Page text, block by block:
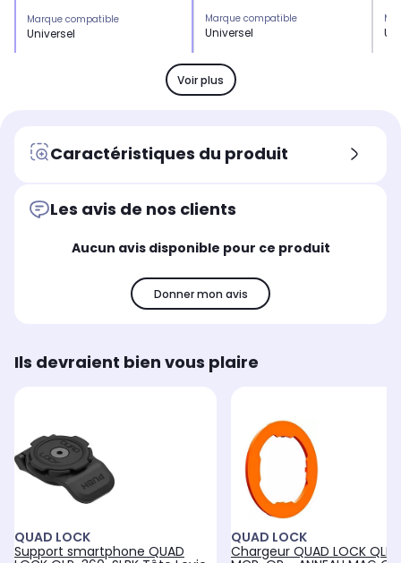
Marque compatible
Universel
Recharge l'appareil
Non
Marque compatible
Universel
Type
Support
Recharge l'appareil
Non
Voir plus
Caractéristiques du produit
Les avis de nos clients
Aucun avis disponible pour ce produit
Donner mon avis
Ils devraient bien vous plaire
QUAD LOCK
Support smartphone QUAD
QUAD LOCK
Chargeur QUAD LOCK QLP-